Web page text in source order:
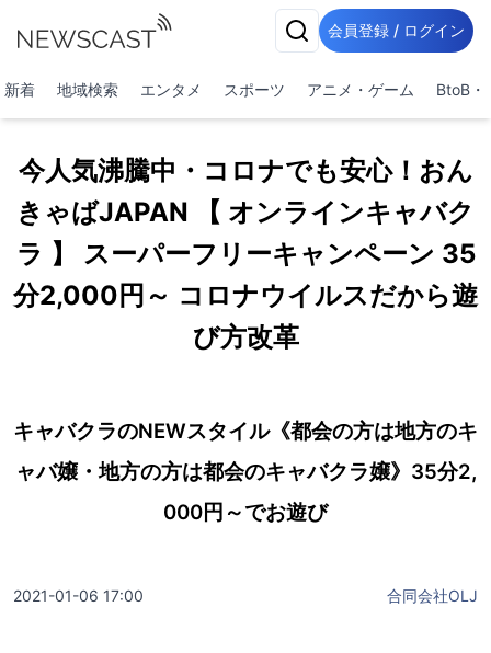
会員登録 / ログイン
新着 地域検索 エンタメ スポーツ アニメ・ゲーム BtoB・
今人気沸騰中・コロナでも安心！おん
きゃばJAPAN 【 オンラインキャバク
ラ 】 スーパーフリーキャンペーン 35
分2,000円～ コロナウイルスだから遊
び方改革
キャバクラのNEWスタイル《都会の方は地方のキ
ャバ嬢・地方の方は都会のキャバクラ嬢》35分2,
000円～でお遊び
2021-01-06 17:00 合同会社OLJ